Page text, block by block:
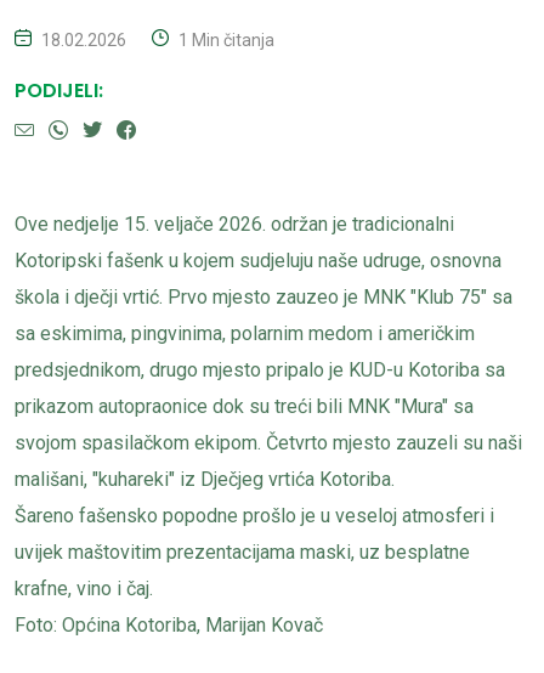
18.02.2026 1 Min čitanja
PODIJELI:
Ove nedjelje 15. veljače 2026. održan je tradicionalni
Kotoripski fašenk u kojem sudjeluju naše udruge, osnovna
škola i dječji vrtić. Prvo mjesto zauzeo je MNK "Klub 75" sa
sa eskimima, pingvinima, polarnim medom i američkim
predsjednikom, drugo mjesto pripalo je KUD-u Kotoriba sa
prikazom autopraonice dok su treći bili MNK "Mura" sa
svojom spasilačkom ekipom. Četvrto mjesto zauzeli su naši
mališani, "kuhareki" iz Dječjeg vrtića Kotoriba.
Šareno fašensko popodne prošlo je u veseloj atmosferi i
uvijek maštovitim prezentacijama maski, uz besplatne
krafne, vino i čaj.
Foto: Općina Kotoriba, Marijan Kovač